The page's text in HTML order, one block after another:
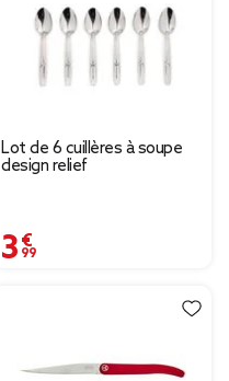
Lot de 6 cuillères à soupe
design relief
3,99 €